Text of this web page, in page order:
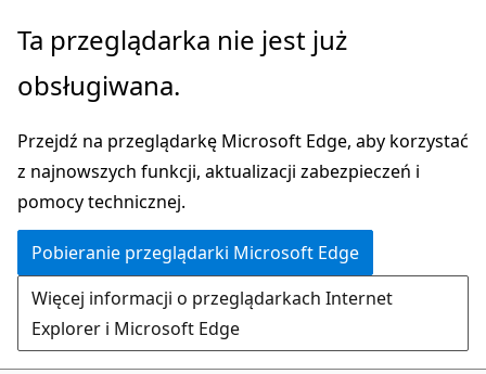
Przejdź
głównej
Ta przeglądarka nie jest już
obsługiwana.
Przejdź na przeglądarkę Microsoft Edge, aby korzystać
z najnowszych funkcji, aktualizacji zabezpieczeń i
pomocy technicznej.
Pobieranie przeglądarki Microsoft Edge
Więcej informacji o przeglądarkach Internet
Explorer i Microsoft Edge